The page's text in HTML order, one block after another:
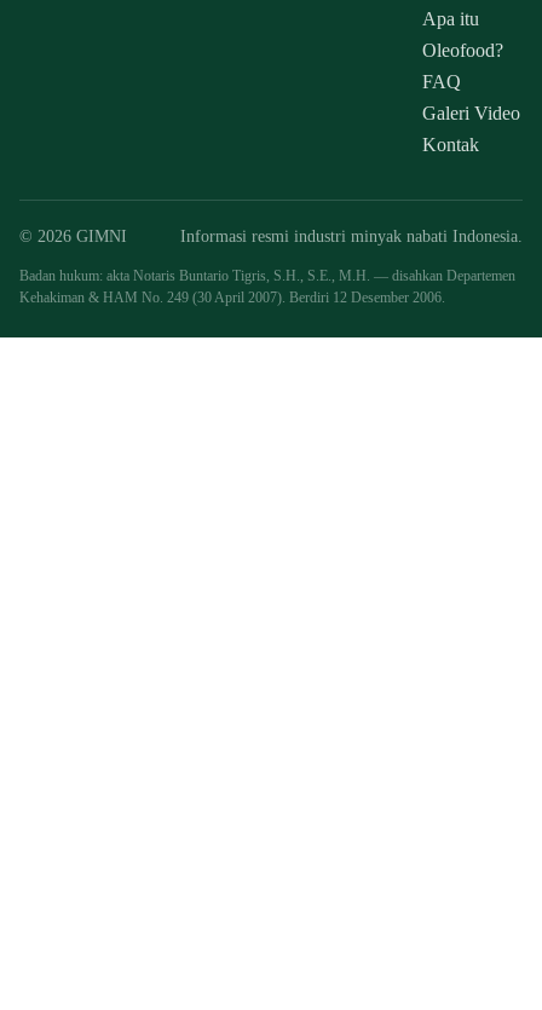
Apa itu
Oleofood?
FAQ
Galeri Video
Kontak
© 2026 GIMNI Informasi resmi industri minyak nabati Indonesia.
Badan hukum: akta Notaris Buntario Tigris, S.H., S.E., M.H. — disahkan Departemen
Kehakiman & HAM No. 249 (30 April 2007). Berdiri 12 Desember 2006.